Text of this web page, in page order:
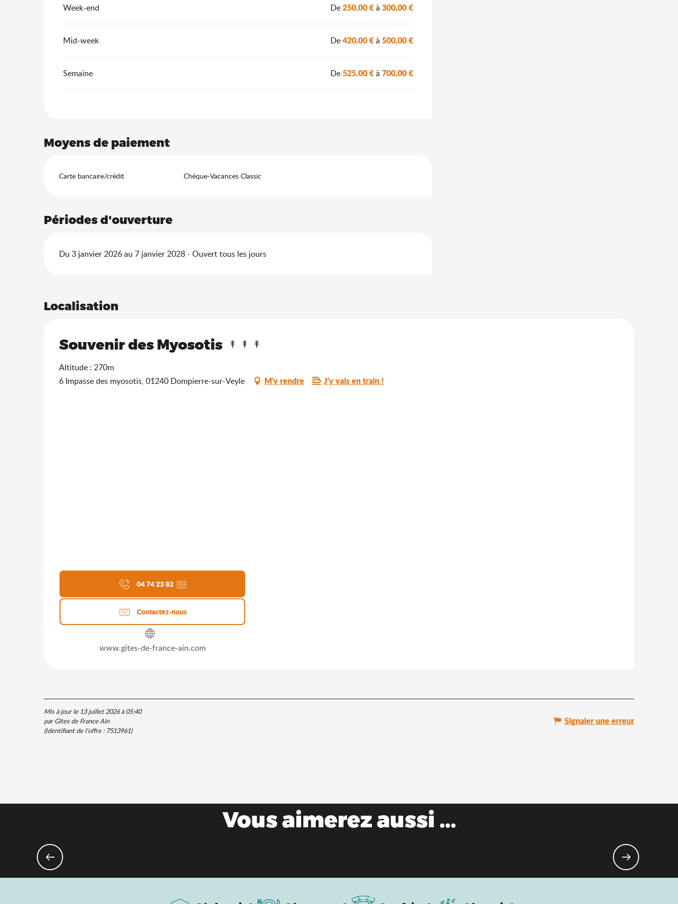
Week-end De250,00 €à300,00 €
Mid-week De420,00 €à500,00 €
Semaine De525,00 €à700,00 €
Moyens de paiement
Carte bancaire/crédit Chèque-Vacances Classic
Périodes d'ouverture
Du 3 janvier 2026 au 7 janvier 2028 - Ouvert tous les jours
Localisation
Souvenir des Myosotis
Altitude : 270m
6 Impasse des myosotis, 01240 Dompierre-sur-Veyle
M'y rendre J'y vais en train !
04 74 23 82 ▒▒
Contactez-nous
www.gites-de-france-ain.com
Mis à jour le 13 juillet 2026 à 05:40
par Gîtes de France Ain
(Identifiant de l'offre :7513961)
Signaler une erreur
Vous aimerez aussi ...